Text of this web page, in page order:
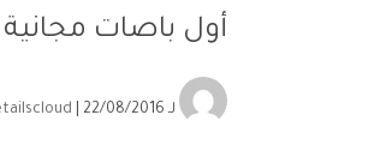
أول باصات
لـ | 22/08/2016 |